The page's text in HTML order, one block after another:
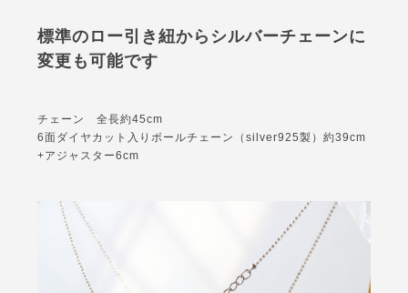
標準のロー引き紐からシルバーチェーンに
変更も可能です
チェーン 全長約45cm
6面ダイヤカット入りボールチェーン（silver925製）約39cm
+アジャスター6cm